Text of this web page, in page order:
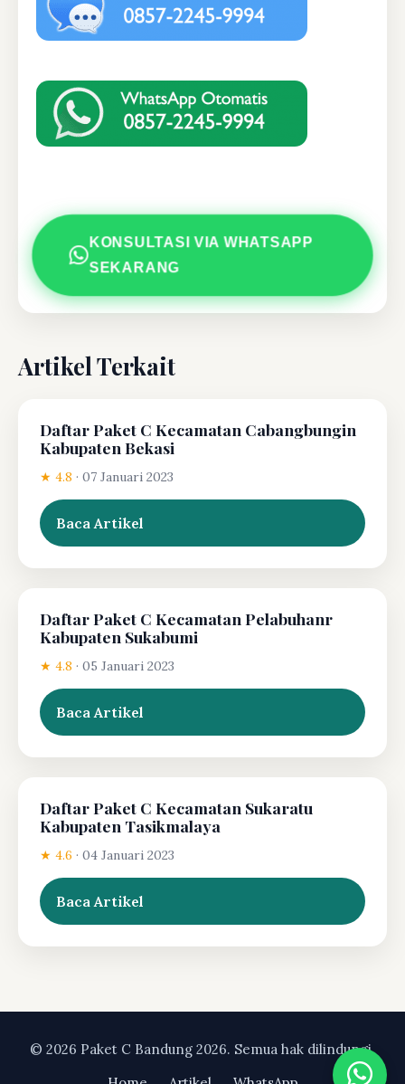
KONSULTASI VIA WHATSAPP
SEKARANG
Artikel Terkait
Daftar Paket C Kecamatan Cabangbungin
Kabupaten Bekasi
★ 4.8 · 07 Januari 2023
Baca Artikel
Daftar Paket C Kecamatan Pelabuhanr
Kabupaten Sukabumi
★ 4.8 · 05 Januari 2023
Baca Artikel
Daftar Paket C Kecamatan Sukaratu
Kabupaten Tasikmalaya
★ 4.6 · 04 Januari 2023
Baca Artikel
© 2026 Paket C Bandung 2026. Semua hak dilindungi.